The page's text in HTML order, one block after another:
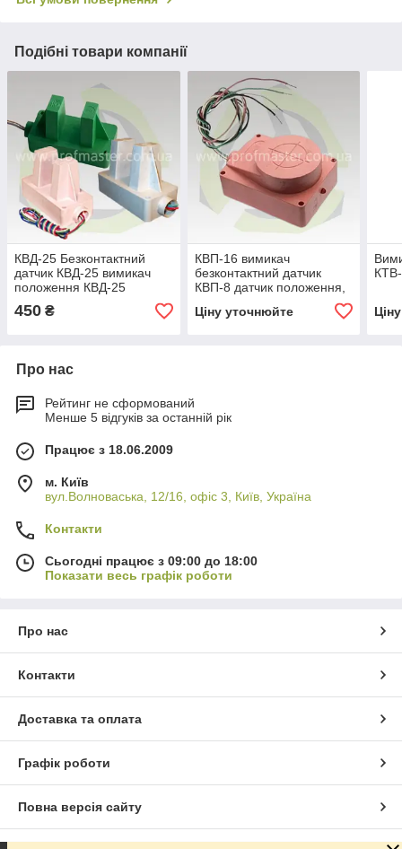
Подібні товари компанії
КВД-25 Безконтактний
датчик КВД-25 вимикач
положення КВД-25
кінцевий КВД25
450 ₴
КВП-16 вимикач
безконтактний датчик
КВП-8 датчик положення,
Ціну уточнюйте
Про нас
Рейтинг не сформований
Менше 5 відгуків за останній рік
Працює з 18.06.2009
м. Київ
вул.Волноваська, 12/16, офіс 3, Київ, Україна
Контакти
Сьогодні працює з 09:00 до 18:00
Показати весь графік роботи
Про нас
Контакти
Доставка та оплата
Графік роботи
Повна версія сайту